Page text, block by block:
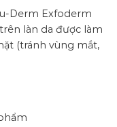
Derm Exfoderm
làn da được làm
(tránh vùng mắt,